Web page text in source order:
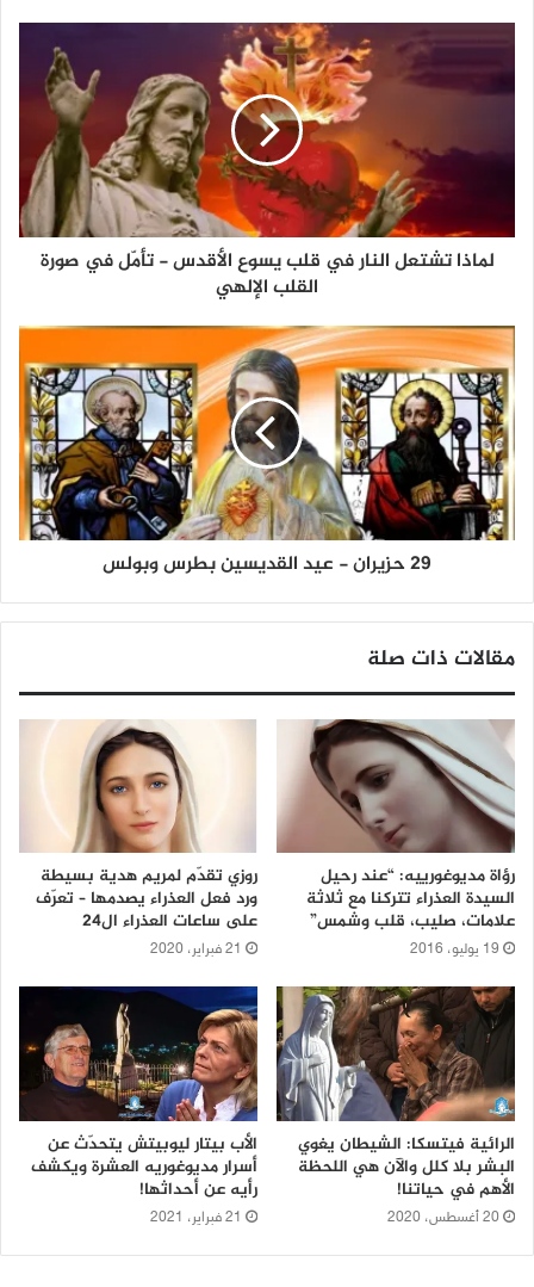
لماذا تشتعل النار في قلب يسوع الأقدس - تأمّل في صورة
القلب الإلهي
29 حزيران - عيد القديسين بطرس وبولس
مقالات ذات صلة
رؤاة مديوغورييه: “عند رحيل
السيدة العذراء تتركنا مع ثلاثة
علامات، صليب، قلب وشمس”
19 يوليو، 2016
روزي تقدّم لمريم هدية بسيطة
ورد فعل العذراء يصدمها – تعرّف
على ساعات العذراء ال24
21 فبراير، 2020
الرائية فيتسكا: الشيطان يغوي
البشر بلا كلل والآن هي اللحظة
الأهم في حياتنا!
20 أغسطس، 2020
الأب بيتار ليوبيتش يتحدّث عن
أسرار مديوغوريه العشرة ويكشف
رأيه عن أحداثها!
21 فبراير، 2021